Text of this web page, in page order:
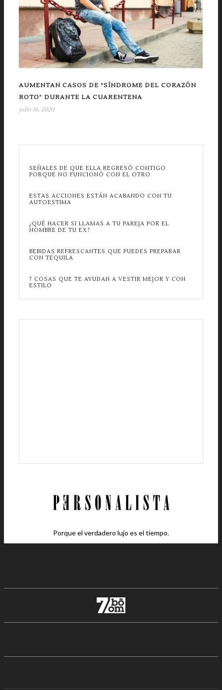
AUMENTAN CASOS DE “SÍNDROME DEL CORAZÓN
ROTO” DURANTE LA CUARENTENA
julio 16, 2020
SEÑALES DE QUE ELLA REGRESÓ CONTIGO
PORQUE NO FUNCIONÓ CON EL OTRO
ESTAS ACCIONES ESTÁN ACABANDO CON TU
AUTOESTIMA
¿QUÉ HACER SI LLAMAS A TU PAREJA POR EL
NOMBRE DE TU EX?
BEBIDAS REFRESCANTES QUE PUEDES PREPARAR
CON TEQUILA
7 COSAS QUE TE AYUDAN A VESTIR MEJOR Y CON
ESTILO
Porque el verdadero lujo es el tiempo.